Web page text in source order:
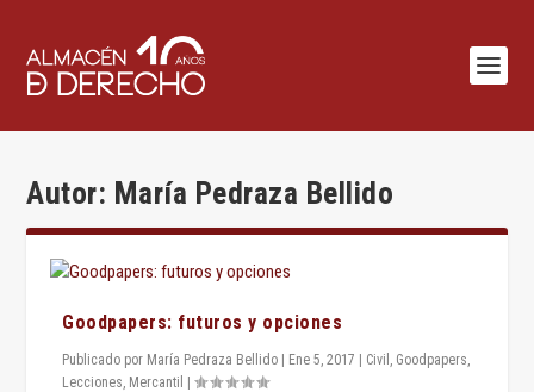
Autor: María Pedraza Bellido
Goodpapers: futuros y opciones
Publicado por María Pedraza Bellido Ene 5, 2017 Civil , Goodpapers,
Lecciones, Mercantil |